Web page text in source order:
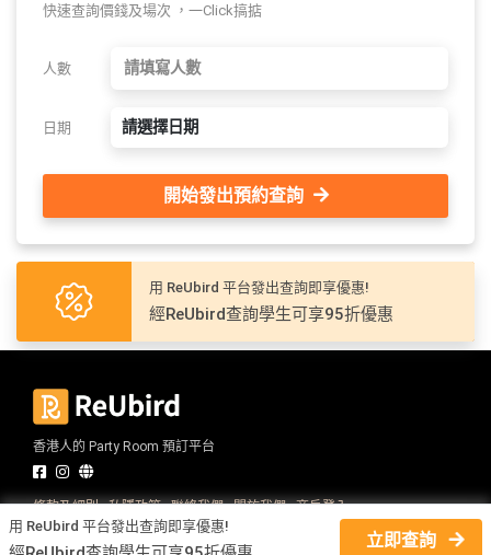
用 ReUbird 平台發出查詢即享優惠!
立即查詢
快速查詢價錢及場次 ，一Click搞掂
人數
日期 請選擇日期
開始發出預約查詢
用 ReUbird 平台發出查詢即享優惠!
經ReUbird查詢學生可享95折優惠
香港人的 Party Room 預訂平台
條款及細則 私隱政策 聯絡我們 關於我們 商戶登入
© 2026 ReUbird 保留所有權利